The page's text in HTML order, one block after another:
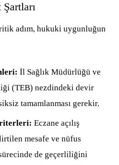
adım, hukuki uygunluğun
İl Sağlık Müdürlüğü ve
(TEB) nezdindeki devir
tamamlanması gerekir.
Eczane açılış
mesafe ve nüfus
de geçerliliğini